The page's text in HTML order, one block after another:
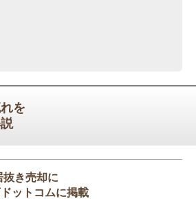
を
抜き売却に
ットコムに掲載